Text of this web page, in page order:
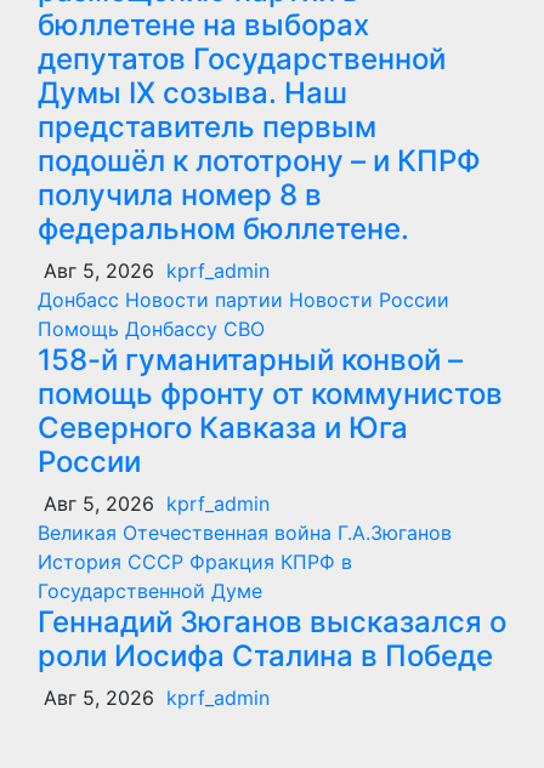
бюллетене на выборах
депутатов Государственной
Думы IX созыва. Наш
представитель первым
подошёл к лототрону – и КПРФ
получила номер 8 в
федеральном бюллетене.
Авг 5, 2026 kprf_admin
Донбасс Новости партии Новости России
Помощь Донбассу СВО
158-й гуманитарный конвой –
помощь фронту от коммунистов
Северного Кавказа и Юга
России
Авг 5, 2026 kprf_admin
Великая Отечественная война Г.А.Зюганов
История СССР Фракция КПРФ в
Государственной Думе
Геннадий Зюганов высказался о
роли Иосифа Сталина в Победе
Авг 5, 2026 kprf_admin